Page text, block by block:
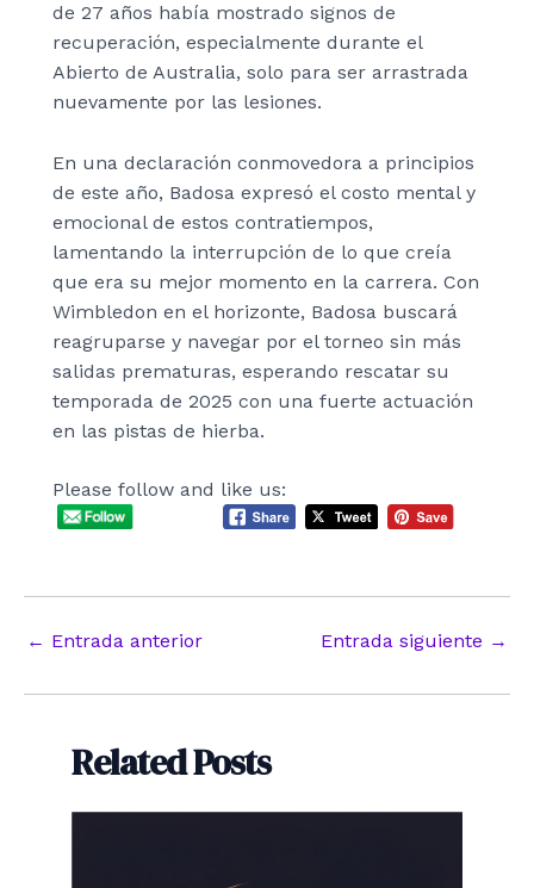
de 27 años había mostrado signos de
recuperación, especialmente durante el
Abierto de Australia, solo para ser arrastrada
nuevamente por las lesiones.
En una declaración conmovedora a principios
de este año, Badosa expresó el costo mental y
emocional de estos contratiempos,
lamentando la interrupción de lo que creía
que era su mejor momento en la carrera. Con
Wimbledon en el horizonte, Badosa buscará
reagruparse y navegar por el torneo sin más
salidas prematuras, esperando rescatar su
temporada de 2025 con una fuerte actuación
en las pistas de hierba.
Please follow and like us:
Navegación
entradas
← Entrada anterior Entrada siguiente →
Related Posts